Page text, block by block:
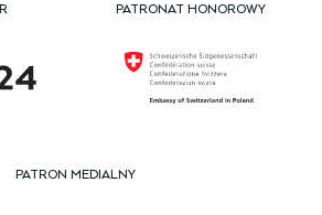
PATRONAT HONOROWY
PATRON MEDIALNY